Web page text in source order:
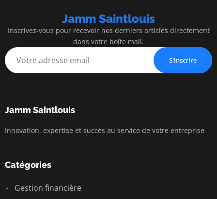
Jamm Saintlouis
Inscrivez-vous pour recevoir nos derniers articles directement
dans votre boîte mail.
S'inscrire
Jamm Saintlouis
Innovation, expertise et succès au service de votre entreprise
Catégories
Gestion financière